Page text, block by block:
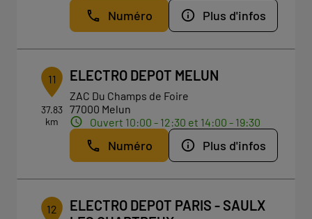
Numéro Plus d'infos
11
37.83
km
ELECTRO DEPOT MELUN
ZAC Du Champs de Foire
77000 Melun
Ouvert 10:00 - 12:30 et 14:00 - 19:30
Numéro Plus d'infos
12
ELECTRO DEPOT PARIS - SAULX